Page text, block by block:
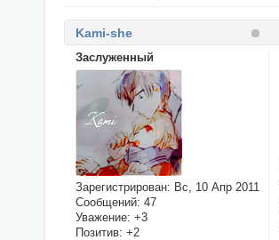
Kami-she
Заслуженный
Зарегистрирован: Вс, 10 Апр 2011
Сообщений: 47
Уважение: +3
Позитив: +2